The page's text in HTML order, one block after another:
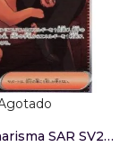
Sakaki's Charisma SAR SV2a 207/165 (JP)